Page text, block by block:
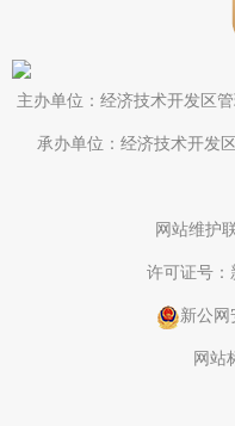
主办单位：经济技术开发区
承办单位：经济技术开发
网站维护
许可证号：
新公网
网站